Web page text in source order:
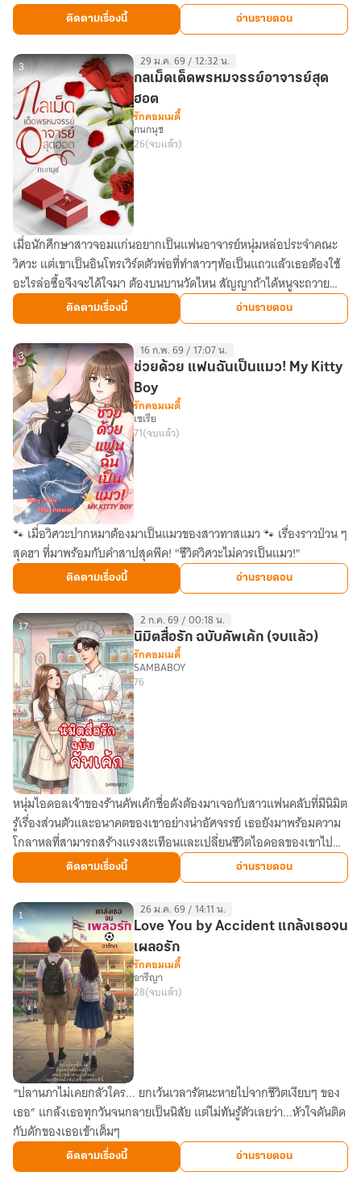
หม้าย
ติดตามเรื่องนี้ อ่านรายตอน
กลเม็ด
เด็ด
พรหมจรรย์
อาจารย์
สุด
ฮอต
3 29 ม.ค. 69 / 12:32 น.
กลเม็ดเด็ดพรหมจรรย์อาจารย์สุด
ฮอต
รักคอมเมดี้
กนกนุช
26(จบแล้ว)
เมื่อนักศึกษาสาวจอมแก่นอยากเป็นแฟนอาจารย์หนุ่มหล่อประจำคณะ
วิศวะ แต่เขาเป็นอินโทรเวิร์ตตัวพ่อที่ทำสาวๆท้อเป็นแถวแล้วเธอต้องใช้
อะไรล่อซื้อจึงจะได้ใจมา ต้องบนบานวัดไหน สัญญาถ้าได้หนูจะถวาย
เหล้า1ไหไก่2ตัวติดตามเรื่องนี้ อ่านรายตอน
ช่วย
ด้วย
แฟน
ฉัน
เป็น
แมว!
My
Kitty
Boy
3 16 ก.พ. 69 / 17:07 น.
ช่วยด้วย แฟนฉันเป็นแมว! My Kitty
Boy
รักคอมเมดี้
เซเรีย
71(จบแล้ว)
🐾 เมื่อวิศวะปากหมาต้องมาเป็นแมวของสาวทาสแมว 🐾 เรื่องราวป่วน ๆ
สุดฮา ที่มาพร้อมกับคำสาปสุดพีค! "ชีวิตวิศวะไม่ควรเป็นแมว!"
ติดตามเรื่องนี้ อ่านรายตอน
นิมิต
สื่อ
รัก
ฉบับ
คัพ
เค้ก
(จบ
แล้ว)
17 2 ก.ค. 69 / 00:18 น.
นิมิตสื่อรัก ฉบับคัพเค้ก (จบแล้ว)
รักคอมเมดี้
SAMBABOY
76
หนุ่มไอดอลเจ้าของร้านคัพเค้กชื่อดังต้องมาเจอกับสาวแฟนคลับที่มีนิมิต
รู้เรื่องส่วนตัวและอนาคตของเขาอย่างน่าอัศจรรย์ เธอยังมาพร้อมความ
โกลาหลที่สามารถสร้างแรงสะเทือนและเปลี่ยนชีวิตไอดอลของเขาไป
ตลอดกาล
ติดตามเรื่องนี้ อ่านรายตอน
Love
You
by
Accident
แกล้ง
1 26 ม.ค. 69 / 14:11 น.
Love You by Accident แกล้งเธอจน
เผลอรัก
รักคอมเมดี้
อารีญา
28(จบแล้ว)
“ปลานภาไม่เคยกลัวใคร... ยกเว้นเวลารัตนะหายไปจากชีวิตเงียบๆ ของ
เธอ” แกล้งเธอทุกวันจนกลายเป็นนิสัย แต่ไม่ทันรู้ตัวเลยว่า...หัวใจดันติด
กับดักของเธอเข้าเต็มๆ
ติดตามเรื่องนี้ อ่านรายตอน